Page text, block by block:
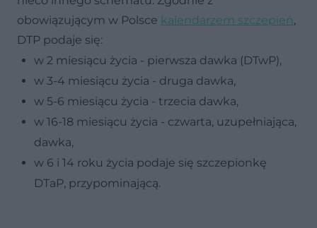
obowiązującym w Polsce kalendarzem szczepień,
DTP podaje się:
w 2 miesiącu życia - pierwsza dawka (DTwP),
w 3-4 miesiącu życia - druga dawka,
w 5-6 miesiącu życia - trzecia dawka,
w 16-18 miesiącu życia - czwarta, uzupełniająca,
dawka,
w 6 i 14 roku życia podaje się szczepionkę
DTaP, przypominającą.